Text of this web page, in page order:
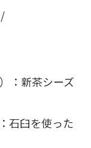
：新茶シーズ
石臼を使った